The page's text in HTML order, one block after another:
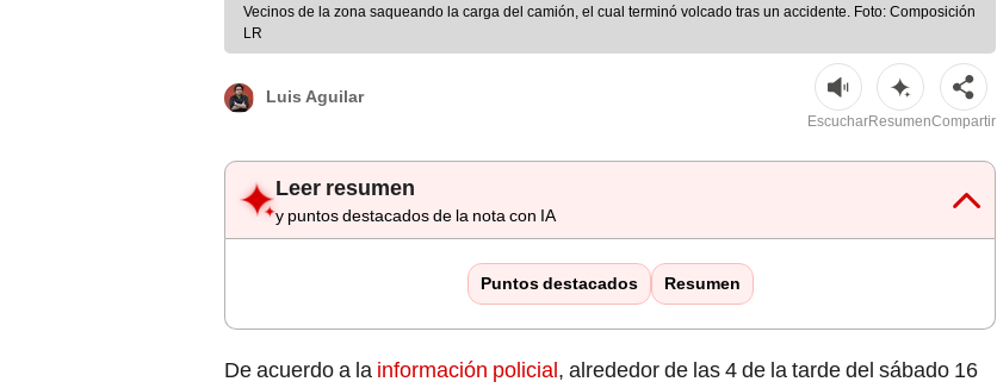
Vecinos de la zona saqueando la carga del camión, el cual terminó volcado tras un accidente. Foto: Composición
LR
Luis Aguilar
EscucharResumenCompartir
Leer resumen
y puntos destacados de la nota con IA
Puntos destacados Resumen
De acuerdo a la información policial, alrededor de las 4 de la tarde del sábado 16